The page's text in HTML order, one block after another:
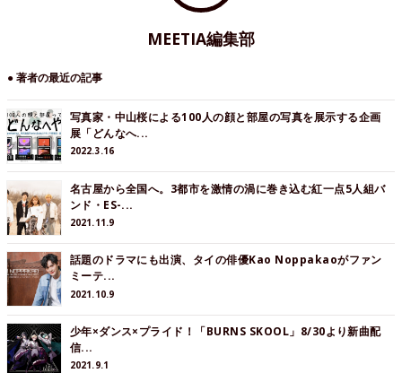
MEETIA編集部
● 著者の最近の記事
写真家・中山桜による100人の顔と部屋の写真を展示する企画
展「どんなへ...
2022.3.16
名古屋から全国へ。3都市を激情の渦に巻き込む紅一点5人組バ
ンド・ES-...
2021.11.9
話題のドラマにも出演、タイの俳優Kao Noppakaoがファン
ミーテ...
2021.10.9
少年×ダンス×プライド！「BURNS SKOOL」8/30より新曲配
信...
2021.9.1